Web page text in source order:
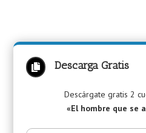
 Descarga Gratis
Descárgate gratis 2
«El hombre que se